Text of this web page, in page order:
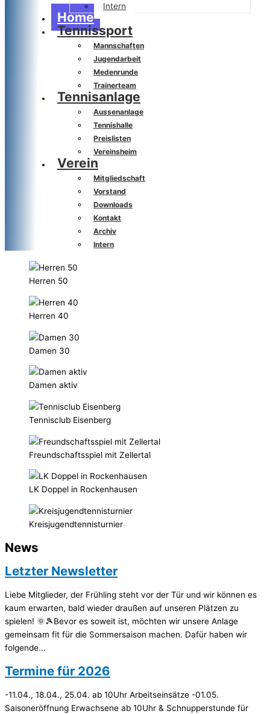
Intern
Home
Tennissport
Mannschaften
Jugendarbeit
Medenrunde
Trainerteam
Tennisanlage
Aussenanlage
Tennishalle
Preislisten
Vereinsheim
Verein
Mitgliedschaft
Vorstand
Downloads
Kontakt
Archiv
Intern
Herren 50
Herren 40
Damen 30
Damen aktiv
Tennisclub Eisenberg
Freundschaftsspiel mit Zellertal
LK Doppel in Rockenhausen
Kreisjugendtennisturnier
News
Letzter Newsletter
Liebe Mitglieder, der Frühling steht vor der Tür und wir können es
kaum erwarten, bald wieder draußen auf unseren Plätzen zu
spielen! 🌞🎾Bevor es soweit ist, möchten wir unsere Anlage
gemeinsam fit für die Sommersaison machen. Dafür haben wir
folgende...
Termine für 2026
-11.04., 18.04., 25.04. ab 10Uhr Arbeitseinsätze -01.05.
Saisoneröffnung Erwachsene ab 10Uhr & Schnupperstunde für